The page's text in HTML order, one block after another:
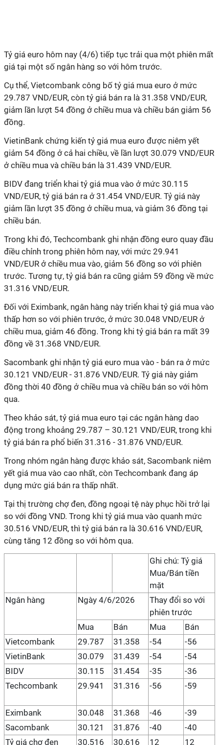
Tỷ giá euro hôm nay (4/6) tiếp tục trải qua một phiên mất
giá tại một số ngân hàng so với hôm trước.
Cụ thể, Vietcombank công bố tỷ giá mua euro ở mức
29.787 VND/EUR, còn tỷ giá bán ra là 31.358 VND/EUR,
giảm lần lượt 54 đồng ở chiều mua và chiều bán giảm 56
đồng.
VietinBank chứng kiến tỷ giá mua euro được niêm yết
giảm 54 đồng ở cả hai chiều, về lần lượt 30.079 VND/EUR
ở chiều mua và chiều bán là 31.439 VND/EUR.
BIDV đang triển khai tỷ giá mua vào ở mức 30.115
VND/EUR, tỷ giá bán ra ở 31.454 VND/EUR. Tỷ giá này
giảm lần lượt 35 đồng ở chiều mua, và giảm 36 đồng tại
chiều bán.
Trong khi đó, Techcombank ghi nhận đồng euro quay đầu
điều chỉnh trong phiên hôm nay, với mức 29.941
VND/EUR ở chiều mua vào, giảm 56 đồng so với phiên
trước. Tương tự, tỷ giá bán ra cũng giảm 59 đồng về mức
31.316 VND/EUR.
Đối với Eximbank, ngân hàng này triển khai tỷ giá mua vào
thấp hơn so với phiên trước, ở mức 30.048 VND/EUR ở
chiều mua, giảm 46 đồng. Trong khi tỷ giá bán ra mất 39
đồng về 31.368 VND/EUR.
Sacombank ghi nhận tỷ giá euro mua vào - bán ra ở mức
30.121 VND/EUR - 31.876 VND/EUR. Tỷ giá này giảm
đồng thời 40 đồng ở chiều mua và chiều bán so với hôm
qua.
Theo khảo sát, tỷ giá mua euro tại các ngân hàng dao
động trong khoảng 29.787 – 30.121 VND/EUR, trong khi
tỷ giá bán ra phổ biến 31.316 - 31.876 VND/EUR.
Trong nhóm ngân hàng được khảo sát, Sacombank niêm
yết giá mua vào cao nhất, còn Techcombank đang áp
dụng mức giá bán ra thấp nhất.
Tại thị trường chợ đen, đồng ngoại tệ này phục hồi trở lại
so với đồng VND. Trong khi tỷ giá mua vào quanh mức
30.516 VND/EUR, thì tỷ giá bán ra là 30.616 VND/EUR,
cùng tăng 12 đồng so với hôm qua.
Ghi chú: Tỷ giá
Mua/Bán tiền
mặt
Ngân hàng
Ngày 4/6/2026
Thay đổi so với
phiên trước
Mua
Bán Mua
Bán
Vietcombank
29.787 31.358 -54
-56
VietinBank
30.079 31.439 -54
-54
BIDV
30.115 31.454 -35
-36
Techcombank
29.941 31.316 -56 -59
Eximbank 30.048 31.368 -46
-39
Sacombank
30.121 31.876 -40
-40
Tỷ giá chợ đen
30.516 30.616 12 12